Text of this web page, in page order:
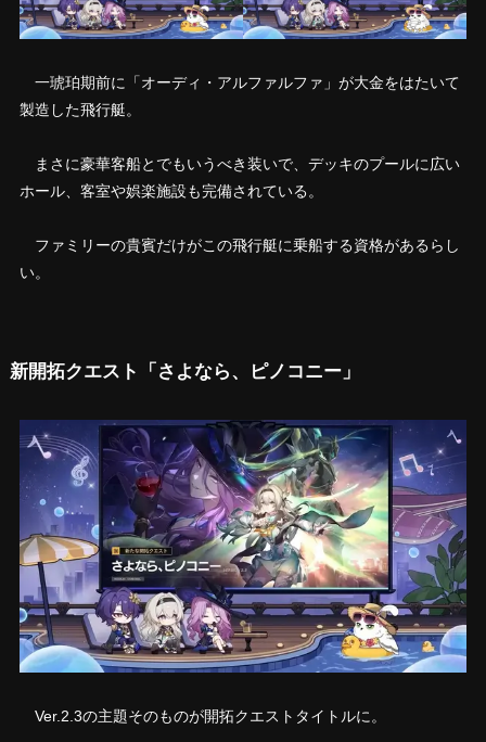
一琥珀期前に「オーディ・アルファルファ」が大金をはたいて
製造した飛行艇。
まさに豪華客船とでもいうべき装いで、デッキのプールに広い
ホール、客室や娯楽施設も完備されている。
ファミリーの貴賓だけがこの飛行艇に乗船する資格があるらし
い。
新開拓クエスト「さよなら、ピノコニー」
Ver.2.3の主題そのものが開拓クエストタイトルに。